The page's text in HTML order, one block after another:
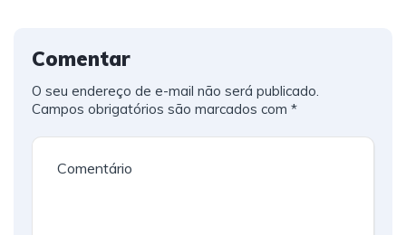
Comentar
O seu endereço de e-mail não será publicado.
Campos obrigatórios são marcados com *